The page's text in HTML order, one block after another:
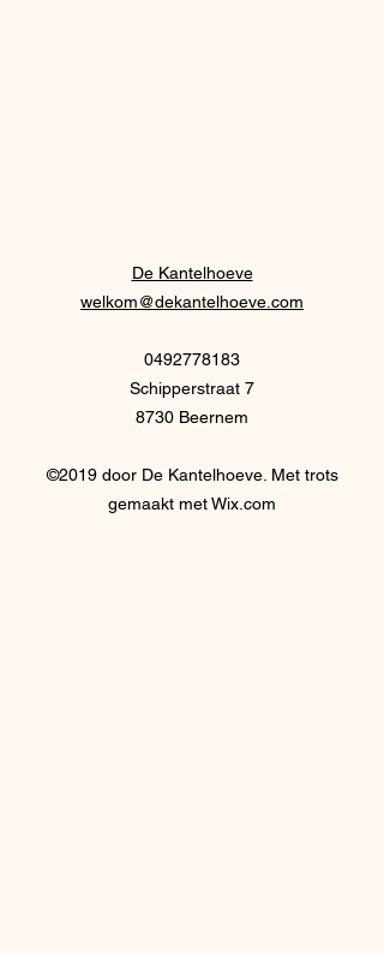
De Kantelhoeve
welkom@dekantelhoeve.com
0492778183
Schipperstraat 7
8730 Beernem
©2019 door De Kantelhoeve. Met trots
gemaakt met Wix.com